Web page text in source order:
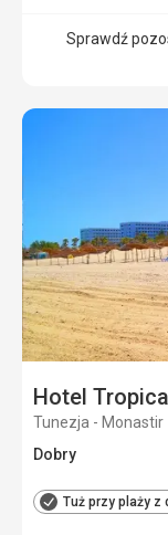
Sprawdź
Hotel
Tunezja - Monastir
Dobry
Tuż przy plaży z